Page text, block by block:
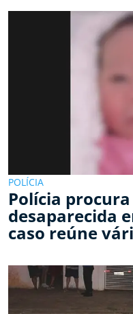
POLÍCIA
Polícia
desaparecida
caso reúne